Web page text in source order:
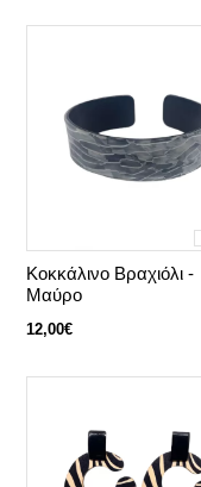
Κοκκάλινο Βραχιόλι -
Μαύρο
12,00€